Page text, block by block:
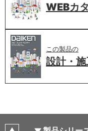
WEBカ
この製品の
設計・